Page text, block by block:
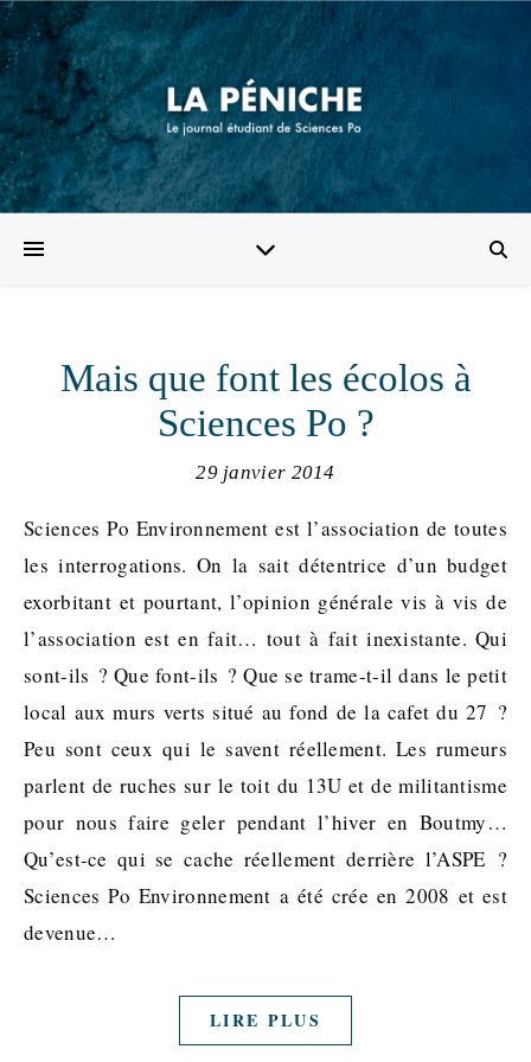
Mais que font les écolos à
Sciences Po ?
29 janvier 2014
Sciences Po Environnement est l’association de toutes
les interrogations. On la sait détentrice d’un budget
exorbitant et pourtant, l’opinion générale vis à vis de
l’association est en fait… tout à fait inexistante. Qui
sont-ils ? Que font-ils ? Que se trame-t-il dans le petit
local aux murs verts situé au fond de la cafet du 27 ?
Peu sont ceux qui le savent réellement. Les rumeurs
parlent de ruches sur le toit du 13U et de militantisme
pour nous faire geler pendant l’hiver en Boutmy…
Qu’est-ce qui se cache réellement derrière l’ASPE ?
Sciences Po Environnement a été crée en 2008 et est
devenue…
LIRE PLUS